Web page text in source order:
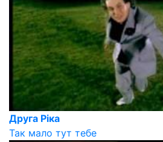
Друга Ріка
Так мало тут тебе